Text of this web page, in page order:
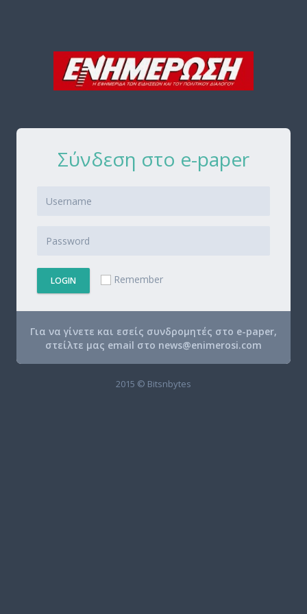
Σύνδεση στο e-paper
LOGIN Remember
Για να γίνετε και εσείς συνδρομητές στο e-paper,
στείλτε μας email στο news@enimerosi.com
2015 © Bitsnbytes